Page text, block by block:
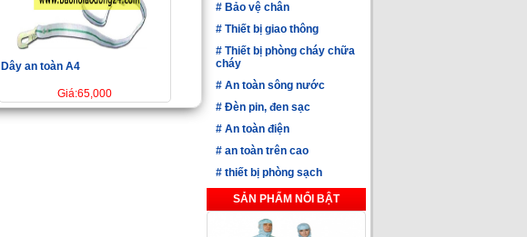
Dây an toàn A4
Giá:65,000
# Bảo vệ chân
# Thiết bị giao thông
# Thiết bị phòng cháy chữa
cháy
# An toàn sông nước
# Đèn pin, đen sạc
# An toàn điện
# an toàn trên cao
# thiết bị phòng sạch
SẢN PHẨM NỔI BẬT